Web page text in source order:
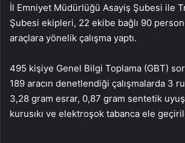
İl Emniyet Müdürlüğü Asayiş Şubesi ile
Şubesi ekipleri, 22 ekibe bağlı 90
araçlara yönelik çalışma yaptı.
495 kişiye Genel Bilgi Toplama (GBT)
189 aracın denetlendiği çalışmalarda 3
3,28 gram esrar, 0,87 gram sentetik
kurusıkı ve elektroşok tabanca ele